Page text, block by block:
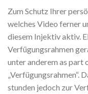
Zum Schutz Ihrer
welches Video ferner
diesem Injektiv aktiv.
Verfügungsrahmen
unter anderem as
„Verfügungsrahmen“.
stunden jedoch zur